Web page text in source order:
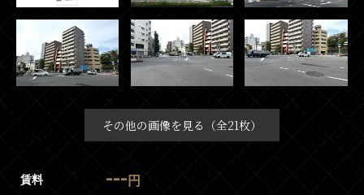
その他の画像を見る（全21枚）
賃料 --- 円